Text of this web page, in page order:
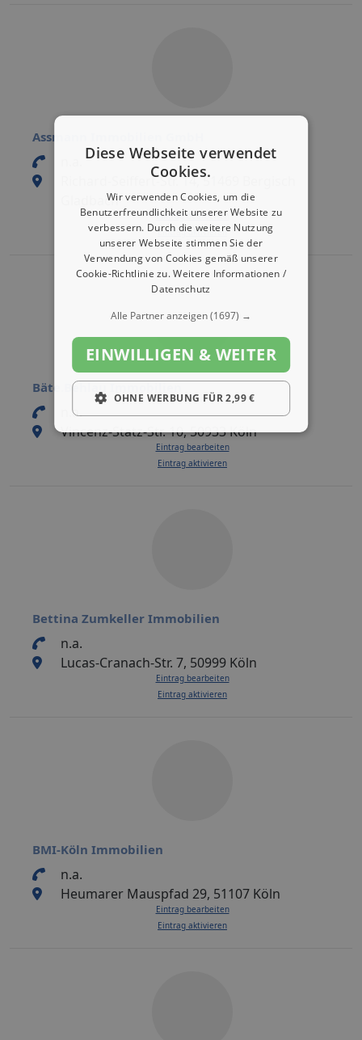
Assmann Immobilien GmbH
Richard-Seiffert-Str. 14, 51469 Bergisch
Gladbach
Eintrag bearbeiten
Eintrag aktivieren
Bäte.Behlau Immobilien
n.a.
Vincenz-Statz-Str. 10, 50933 Köln
Eintrag bearbeiten
Eintrag aktivieren
Bettina Zumkeller Immobilien
n.a.
Lucas-Cranach-Str. 7, 50999 Köln
Eintrag bearbeiten
Eintrag aktivieren
BMI-Köln Immobilien
n.a.
Heumarer Mauspfad 29, 51107 Köln
Eintrag bearbeiten
Eintrag aktivieren
Diese Webseite verwendet
Cookies.
Wir verwenden Cookies, um die
Benutzerfreundlichkeit unserer Website zu
verbessern. Durch die weitere Nutzung
unserer Webseite stimmen Sie der
Verwendung von Cookies gemäß unserer
Cookie-Richtlinie zu.Weitere Informationen /
Datenschutz
Alle Partner anzeigen(1697) →
EINWILLIGEN & WEITER
OHNE WERBUNG FÜR 2,99 €